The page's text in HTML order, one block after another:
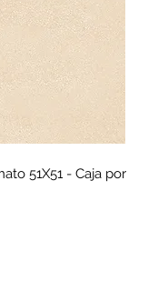
51X51 - Caja por